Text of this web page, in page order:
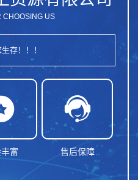
CHOOSING US
存！！！
富

售后保障